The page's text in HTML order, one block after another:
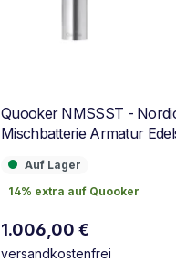
Quooker NMSSST -
Mischbatterie Armatur
Auf Lager
Auf Lager
14% extra auf Quooker
14% extra auf Quooker
Regulärer Preis:
1.006,00 €
versandkostenfrei